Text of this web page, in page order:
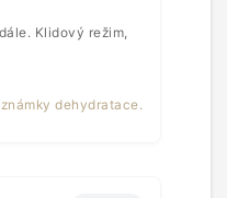
Klidový režim,
dehydratace.